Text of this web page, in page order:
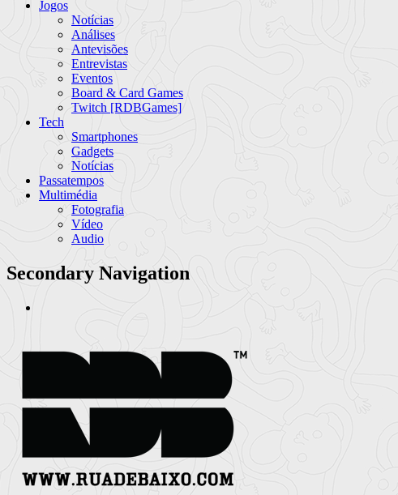
Jogos
Notícias
Análises
Antevisões
Entrevistas
Eventos
Board & Card Games
Twitch [RDBGames]
Tech
Smartphones
Gadgets
Notícias
Passatempos
Multimédia
Fotografia
Vídeo
Audio
Secondary Navigation